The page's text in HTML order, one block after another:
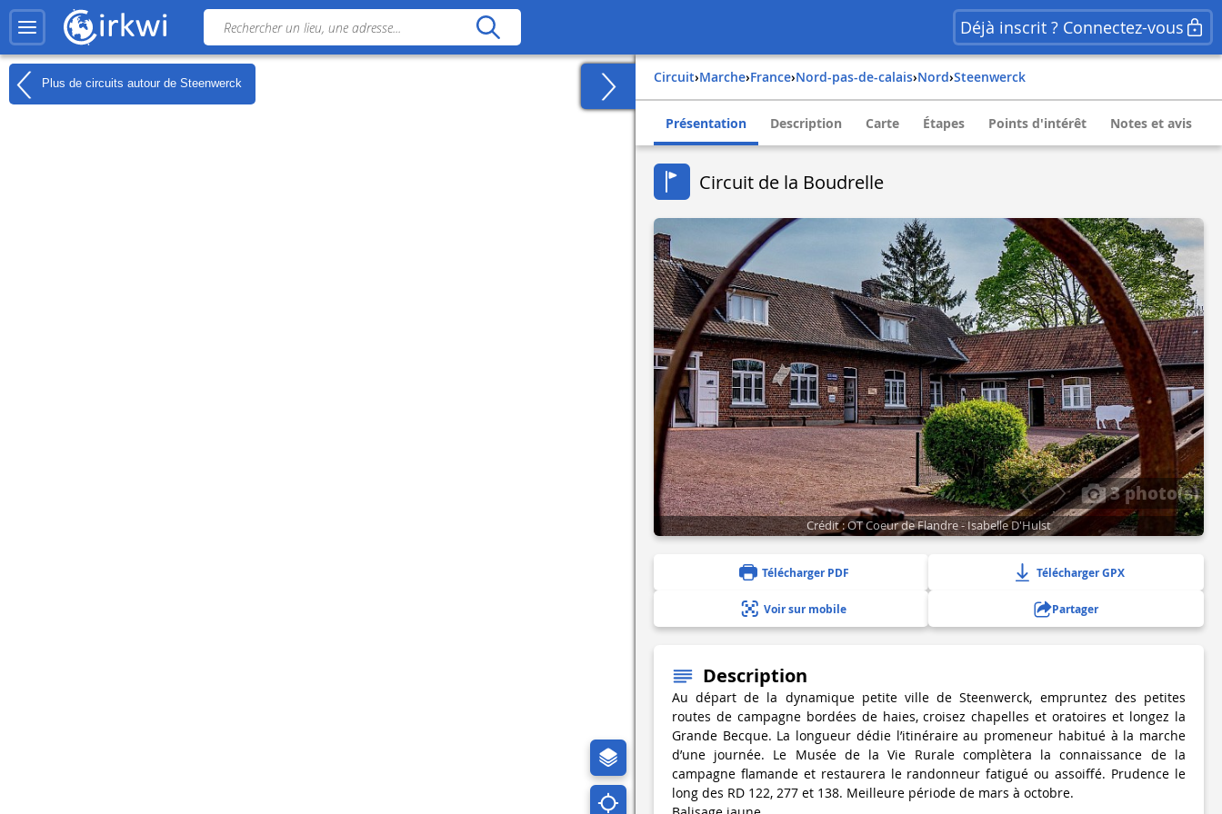
Déjà inscrit ? Connectez-vous
Plus de circuits autour de Steenwerck Circuit› Marche› france› nord-pas-de-calais› nord› steenwerck
Présentation Description Carte Étapes Points d'intérêt Notes et avis
Circuit de la Boudrelle
3 photo(s)
Crédit : OT Coeur de Flandre - Isabelle D'Hulst
Télécharger PDF Télécharger GPX
Voir sur mobile Partager
Description
Au départ de la dynamique petite ville de Steenwerck, empruntez des petites
routes de campagne bordées de haies, croisez chapelles et oratoires et longez la
Grande Becque. La longueur dédie l’itinéraire au promeneur habitué à la marche
d’une journée. Le Musée de la Vie Rurale complètera la connaissance de la
campagne flamande et restaurera le randonneur fatigué ou assoiffé. Prudence le
long des RD 122, 277 et 138. Meilleure période de mars à octobre.